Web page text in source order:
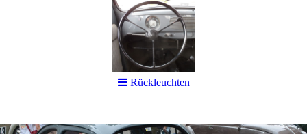
Rückleuchten